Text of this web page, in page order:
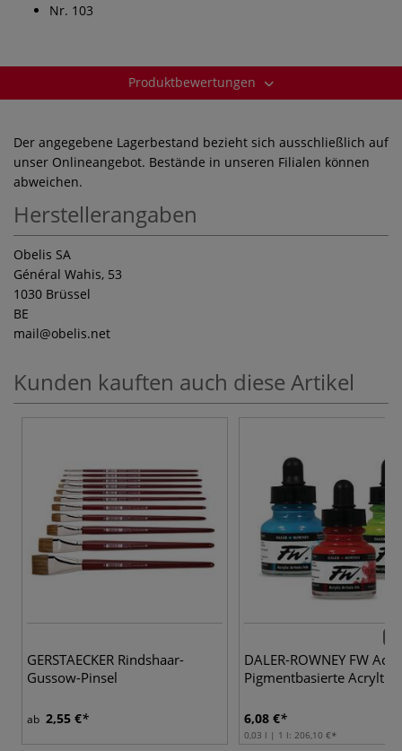
Nr. 103
Produktbewertungen
Der angegebene Lagerbestand bezieht sich ausschließlich auf
unser Onlineangebot. Bestände in unseren Filialen können
abweichen.
Herstellerangaben
Obelis SA
Général Wahis, 53
1030 Brüssel
BE
mail@obelis.net
Kunden kauften auch diese Artikel
GERSTAECKER Rindshaar-
Gussow-Pinsel
ab 2,55 €
DALER-ROWNEY FW
Pigmentbasierte
6,08 €
0,03 l | 1 l: 206,10 €